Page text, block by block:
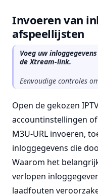
Invoeren van
afspeellijsten
Voeg uw
de Xtream-link.
Eenvoudige controles
Open de gekozen
accountinstellingen
M3U-URL invoeren,
inloggegevens die
Waarom het
verlopen
laadfouten